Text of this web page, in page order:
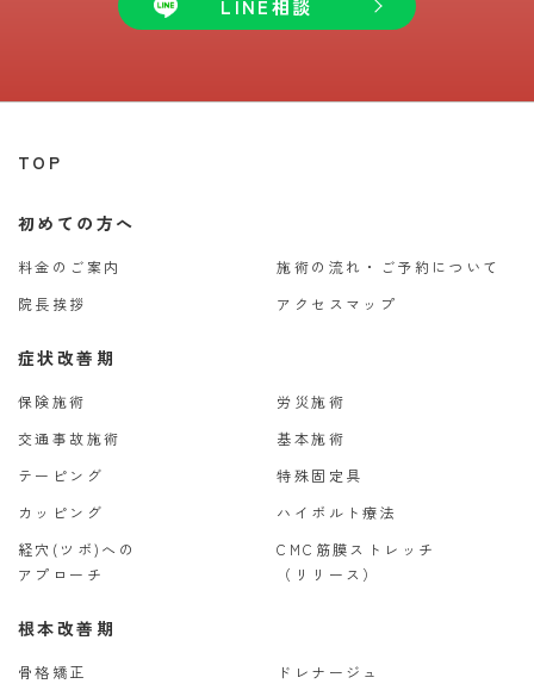
LINE相談
TOP
初めての方へ
料金のご案内
施術の流れ・ご予約について
院長挨拶
アクセスマップ
症状改善期
保険施術
労災施術
交通事故施術
基本施術
テーピング
特殊固定具
カッピング
ハイボルト療法
経穴(ツボ)への
アプローチ
CMC筋膜ストレッチ
（リリース）
根本改善期
骨格矯正
ドレナージュ